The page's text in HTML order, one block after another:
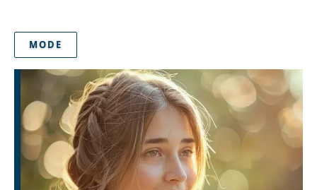
MODE